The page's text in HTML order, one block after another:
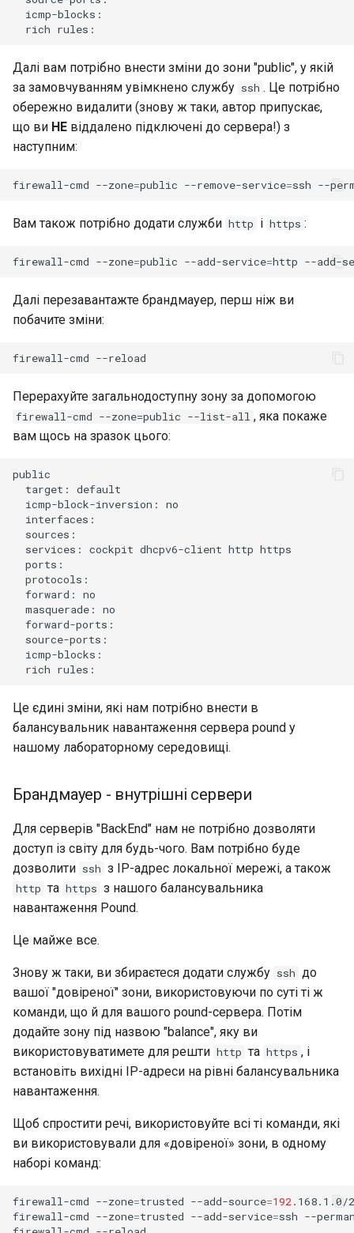
rich
Далі вам потрібно внести зміни до зони "public", у якій
за замовчуванням увімкнено службу ssh . Це потрібно
обережно видалити (знову ж таки, автор припускає,
що ви НЕ віддалено підключені до сервера!) з
наступним:
firewall-cmd --zone=public --remove-service=ssh
Вам також потрібно додати служби http і https :
firewall-cmd --zone=public --add-service=http --add-
Далі перезавантажте брандмауер, перш ніж ви
побачите зміни:
firewall-cmd
Перерахуйте загальнодоступну зону за допомогою
firewall-cmd --zone=public --list-all , яка покаже
вам щось на зразок цього:
target:
icmp-block-inversion:
services:
cockpit dhcpv6-client http
forward:
masquerade:
rich
Це єдині зміни, які нам потрібно внести в
балансувальник навантаження сервера pound у
нашому лабораторному середовищі.
Брандмауер - внутрішні сервери
Для серверів "BackEnd" нам не потрібно дозволяти
доступ із світу для будь-чого. Вам потрібно буде
дозволити ssh з IP-адрес локальної мережі, а також
http та https з нашого балансувальника
навантаження Pound.
Це майже все.
Знову ж таки, ви збираєтеся додати службу ssh до
вашої "довіреної" зони, використовуючи по суті ті ж
команди, що й для вашого pound-сервера. Потім
додайте зону під назвою "balance", яку ви
використовуватимете для решти http та https , і
встановіть вихідні IP-адреси на рівні балансувальника
навантаження.
Щоб спростити речі, використовуйте всі ті команди, які
ви використовували для «довіреної» зони, в одному
наборі команд:
firewall-cmd --zone=trusted --add-source=192 .168.1.0/
firewall-cmd --zone=trusted --add-service=ssh --